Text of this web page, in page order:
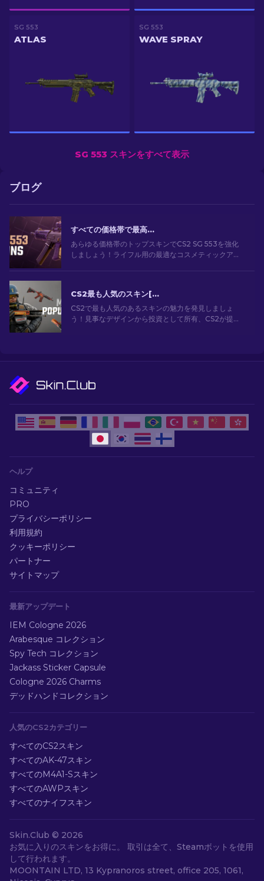
SG 553
ATLAS
SG 553
WAVE SPRAY
SG 553 スキンをすべて表示
ブログ
すべての価格帯で最高の CS2 SG 553 スキン [2026]
あらゆる価格帯のトップスキンでCS2 SG 553を強化
しましょう！ライフル用の最適なコスメティックアッ
CS2最も人気のスキン[2026]
CS2で最も人気のあるスキンの魅力を発見しましょ
う！見事なデザインから投資として所有、CS2が提供
ヘルプ
コミュニティ
PRO
プライバシーポリシー
利用規約
クッキーポリシー
パートナー
サイトマップ
最新アップデート
IEM Cologne 2026
Arabesque コレクション
Spy Tech コレクション
Jackass Sticker Capsule
Cologne 2026 Charms
デッドハンドコレクション
人気のCS2カテゴリー
すべてのCS2スキン
すべてのAK-47スキン
すべてのM4A1-Sスキン
すべてのAWPスキン
すべてのナイフスキン
Skin.Club © 2026
お気に入りのスキンをお得に。 取引は全て、Steamボットを使用
して行われます。
MOONTAIN LTD, 13 Kypranoros street, office 205, 1061,